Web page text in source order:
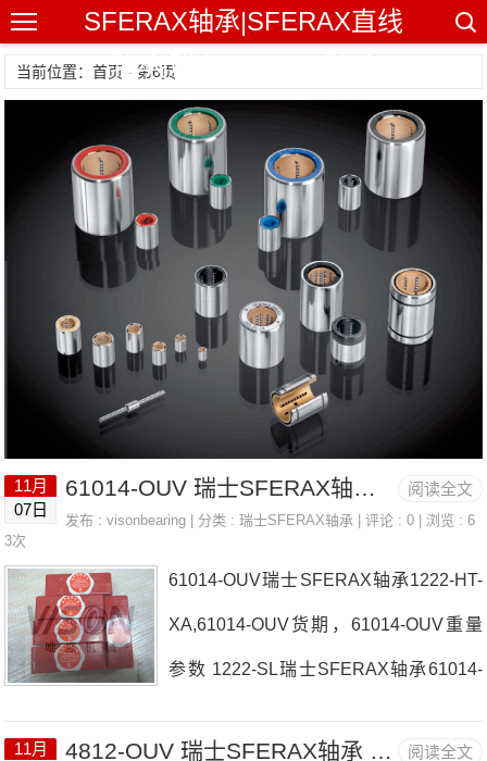
SFERAX轴承|SFERAX直线
轴承|瑞士SFERAX轴承
当前位置：首页 - 第6页
阅读全文
11月
07日
61014-OUV 瑞士SFERAX轴承 SA-OUV1222
发布 :visonbearing | 分类 :瑞士SFERAX轴承 | 评论 : 0 | 浏览 : 6
3次
61014-OUV瑞士SFERAX轴承1222-HT-
XA,61014-OUV货期，61014-OUV重量
参数 1222-SL瑞士SFERAX轴承61014-
阅读全文
11月
4812-OUV 瑞士SFERAX轴承 203242-OUV-A